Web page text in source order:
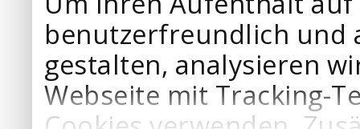
benutzerfreundlich und
gestalten, analysieren
Webseite mit Tracking-